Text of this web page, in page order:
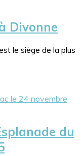
Divonne
le siège de la plus
du